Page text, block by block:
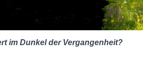
im Dunkel der Vergangenheit?